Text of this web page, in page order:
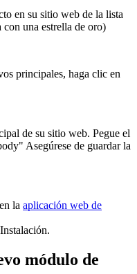
en su sitio web de la lista
con una estrella de oro)
principales, haga clic en
de su sitio web. Pegue el
Asegúrese de guardar la
la aplicación web de
módulo de